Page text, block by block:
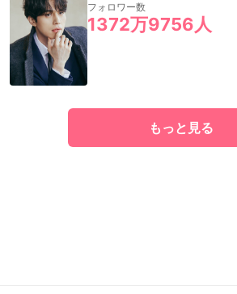
フォロワー数
1372万9756人
もっと見る